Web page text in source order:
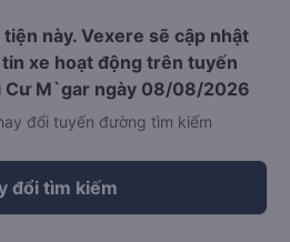
này. Vexere sẽ cập nhật
xe hoạt động trên tuyến
Cư M`gar ngày 08/08/2026
đổi tuyến đường tìm kiếm
đổi tìm kiếm